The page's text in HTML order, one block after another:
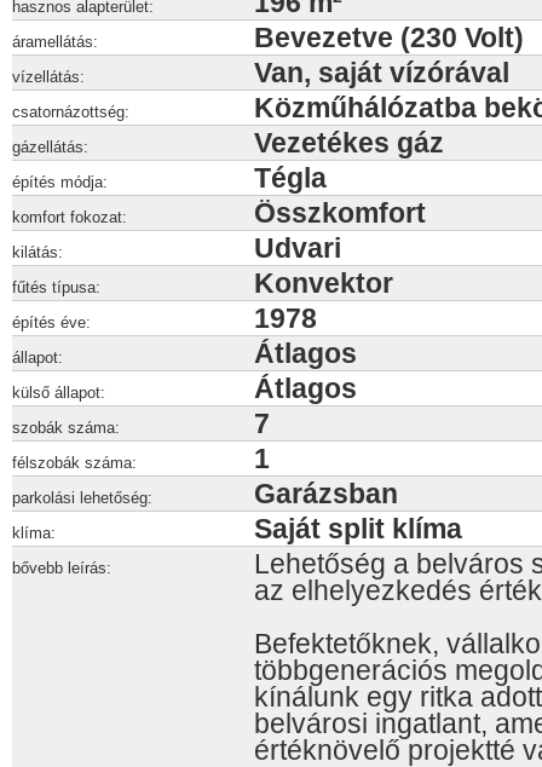
hasznos alapterület:
áramellátás: Bevezetve (230 Volt)
vízellátás: Van, saját vízórával
csatornázottség: Közműhálózatba
gázellátás: Vezetékes gáz
építés módja: Tégla
komfort fokozat: Összkomfort
kilátás: Udvari
fűtés típusa: Konvektor
építés éve: 1978
állapot: Átlagos
külső állapot: Átlagos
szobák száma: 7
félszobák száma: 1
parkolási lehetőség: Garázsban
klíma: Saját split klíma
bővebb leírás:
Lehetőség a belváros
az elhelyezkedés
Befektetőknek,
többgenerációs
kínálunk egy ritka
belvárosi ingatlant,
értéknövelő projektté